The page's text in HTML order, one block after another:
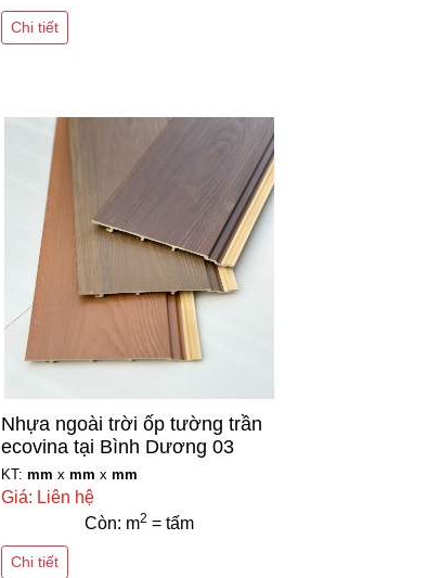
Chi tiết
Nhựa ngoài trời ốp tường trần
ecovina tại Bình Dương 03
KT: mm x mm x mm
Giá: Liên hệ
Còn: m2 = tấm
Chi tiết